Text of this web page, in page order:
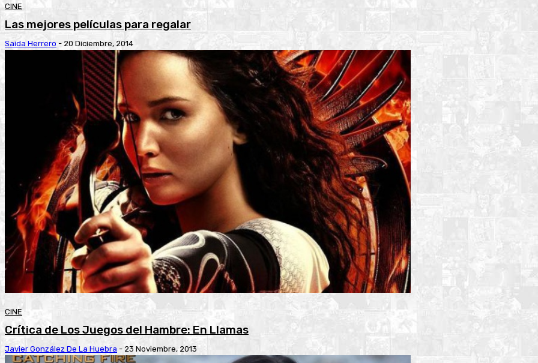
CINE
Las mejores películas para regalar
Saida Herrero - 20 Diciembre, 2014
CINE
Crítica de Los Juegos del Hambre: En Llamas
Javier González De La Huebra - 23 Noviembre, 2013